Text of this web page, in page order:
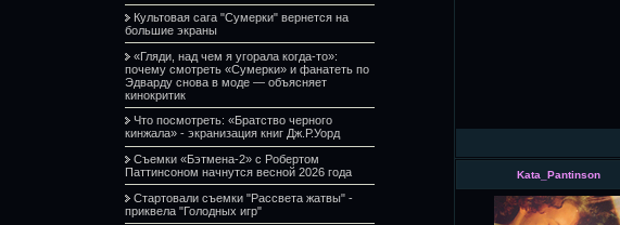
Культовая сага "Сумерки" вернется на
большие экраны
«Гляди, над чем я угорала когда-то»:
почему смотреть «Сумерки» и фанатеть по
Эдварду снова в моде — объясняет
кинокритик
Что посмотреть: «Братство черного
кинжала» - экранизация книг Дж.Р.Уорд
Съемки «Бэтмена-2» с Робертом
Паттинсоном начнутся весной 2026 года
Стартовали съемки "Рассвета жатвы" -
приквела "Голодных игр"
Kata_Pantinson